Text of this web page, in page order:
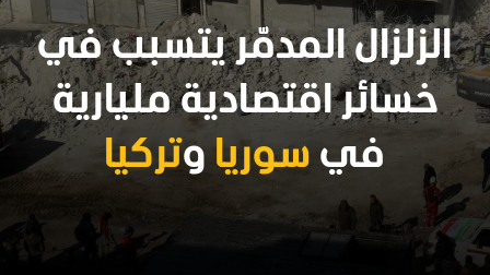
الزلزال المدمّر يتسبب في
خسائر اقتصادية مليارية
في سوريا وتركيا